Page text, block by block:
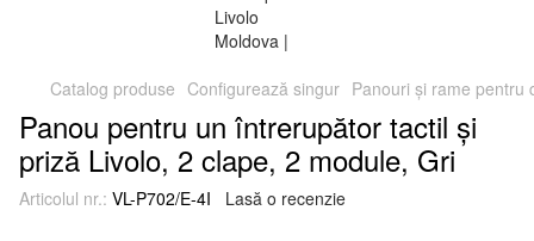
Catalog produse Configurează singur Panouri și rame pentru
Panou pentru un întrerupător tactil și
priză Livolo, 2 clape, 2 module, Gri
Articolul nr.: VL-P702/E-4I Lasă o recenzie